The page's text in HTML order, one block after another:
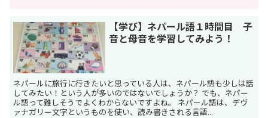
【学び】ネパール語１時間目 子
音と母音を学習してみよう！
ネパールに旅行に行きたいと思っている人は、ネパール語も少しは話
してみたい！という人が多いのではないでしょうか？ でも、ネパー
ル語って難しそうでよくわからないですよね。 ネパール語は、デヴ
ァナガリー文字というものを使い、読み書きされる言語...